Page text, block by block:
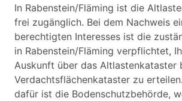
In Rabenstein/Fläming ist die
frei zugänglich. Bei dem Nachweis
berechtigten Interesses ist die
in Rabenstein/Fläming verpflichtet,
Auskunft über das Altlastenkataster
Verdachtsflächenkataster zu
dafür ist die Bodenschutzbehörde,